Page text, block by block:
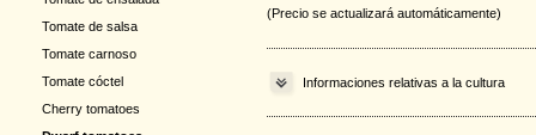
Tomate de salsa
Tomate carnoso
Tomate cóctel
Cherry tomatoes
(Precio se actualizará automáticamente)
Informaciones relativas a la cultura